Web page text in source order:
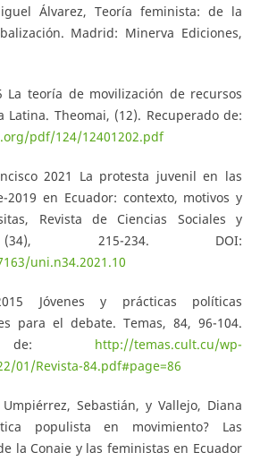
Álvarez, Teoría feminista: de la
Madrid: Minerva Ediciones,
La teoría de movilización de recursos
Latina. Theomai, (12). Recuperado de:
pdf/124/12401202.pdf
2021 La protesta juvenil en las
2019 en Ecuador: contexto, motivos y
Revista de Ciencias Sociales y
(34), 215-234. DOI:
uni.n34.2021.10
Jóvenes y prácticas políticas
para el debate. Temas, 84, 96-104.
de: http://temas.cult.cu/wp-
01/Revista-84.pdf#page=86
Sebastián, y Vallejo, Diana
populista en movimiento? Las
la Conaie y las feministas en Ecuador